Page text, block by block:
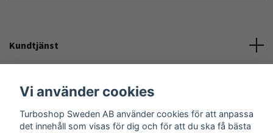
Kundtjänst
Sociala medier
Vi använder cookies
Turboshop Sweden AB använder cookies för att anpassa
det innehåll som visas för dig och för att du ska få bästa